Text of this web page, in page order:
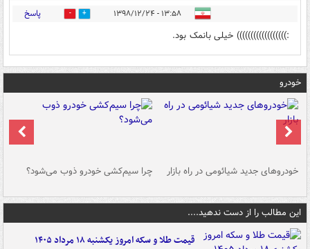
۱۳:۵۸ - ۱۳۹۸/۱۲/۲۴ 1 پاسخ
:)))))))))))))))))) خیلی بانمک بود.
خودرو
خودروهای جدید شیائومی در راه بازار چرا سیم‌کشی خودرو ذوب می‌شود؟
این مطالب را از دست ندهید....
قیمت طلا و سکه امروز یکشنبه ۱۸ مرداد ۱۴۰۵